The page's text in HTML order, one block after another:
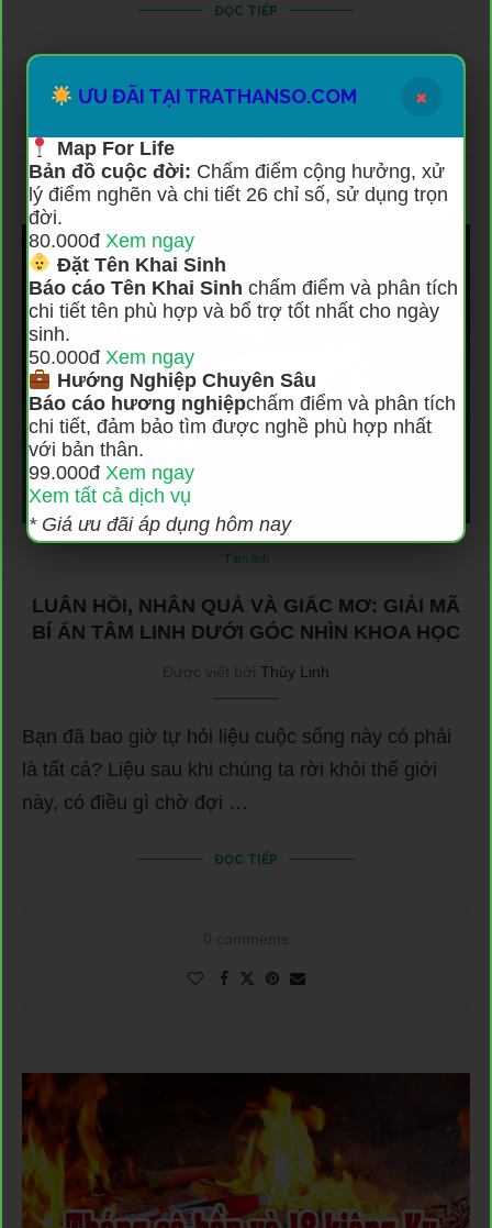
ĐỌC TIẾP
0 comments
Tâm linh
LUÂN HỒI, NHÂN QUẢ VÀ GIẤC MƠ: GIẢI MÃ
BÍ ẨN TÂM LINH DƯỚI GÓC NHÌN KHOA HỌC
Được viết bởi Thùy Linh
Bạn đã bao giờ tự hỏi liệu cuộc sống này có phải
là tất cả? Liệu sau khi chúng ta rời khỏi thế giới
này, có điều gì chờ đợi …
ĐỌC TIẾP
0 comments
ƯU ĐÃI TẠI TRATHANSO.COM ×
Map For Life
Bản đồ cuộc đời: Chấm điểm cộng hưởng, xử
lý điểm nghẽn và chi tiết 26 chỉ số, sử dụng trọn
đời.
80.000đ Xem ngay
Đặt Tên Khai Sinh
Báo cáo Tên Khai Sinh chấm điểm và phân tích
chi tiết tên phù hợp và bổ trợ tốt nhất cho ngày
sinh.
50.000đ Xem ngay
Hướng Nghiệp Chuyên Sâu
Báo cáo hương nghiệpchấm điểm và phân tích
chi tiết, đảm bảo tìm được nghề phù hợp nhất
với bản thân.
99.000đ Xem ngay
Xem tất cả dịch vụ
* Giá ưu đãi áp dụng hôm nay